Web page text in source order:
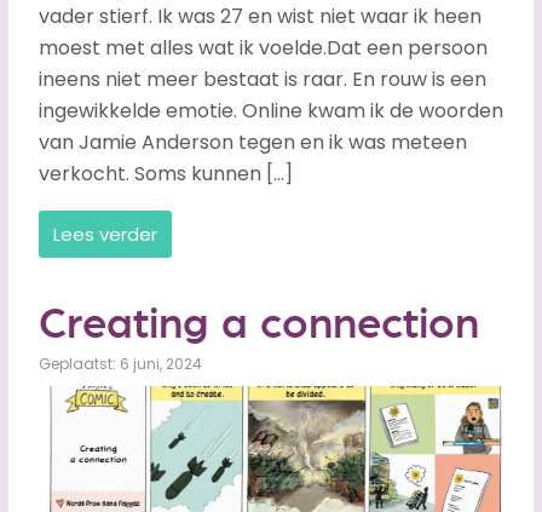
vader stierf. Ik was 27 en wist niet waar ik heen
moest met alles wat ik voelde.Dat een persoon
ineens niet meer bestaat is raar. En rouw is een
ingewikkelde emotie. Online kwam ik de woorden
van Jamie Anderson tegen en ik was meteen
verkocht. Soms kunnen […]
Lees verder
Creating a connection
Geplaatst: 6 juni, 2024